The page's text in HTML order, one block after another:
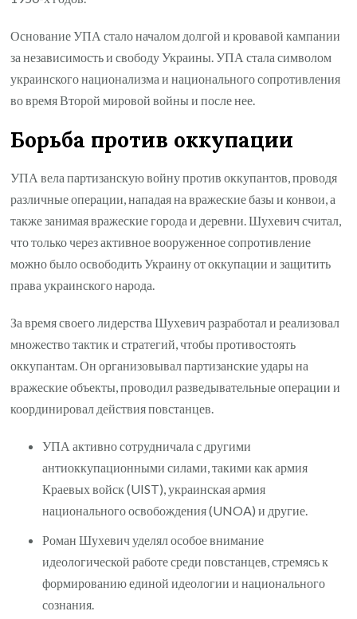
Основание УПА стало началом долгой и кровавой кампании
за независимость и свободу Украины. УПА стала символом
украинского национализма и национального сопротивления
во время Второй мировой войны и после нее.
Борьба против оккупации
УПА вела партизанскую войну против оккупантов, проводя
различные операции, нападая на вражеские базы и конвои, а
также занимая вражеские города и деревни. Шухевич считал,
что только через активное вооруженное сопротивление
можно было освободить Украину от оккупации и защитить
права украинского народа.
За время своего лидерства Шухевич разработал и реализовал
множество тактик и стратегий, чтобы противостоять
оккупантам. Он организовывал партизанские удары на
вражеские объекты, проводил разведывательные операции и
координировал действия повстанцев.
УПА активно сотрудничала с другими
антиоккупационными силами, такими как армия
Краевых войск (UIST), украинская армия
национального освобождения (UNOA) и другие.
Роман Шухевич уделял особое внимание
идеологической работе среди повстанцев, стремясь к
формированию единой идеологии и национального
сознания.